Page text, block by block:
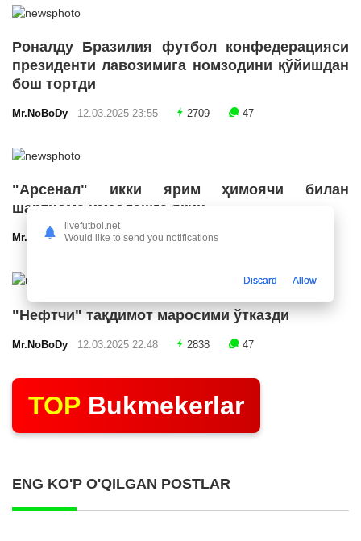
Роналду Бразилия футбол конфедерацияси
президенти лавозимига номзодини қўйишдан
бош тортди
Mr.NoBoDy 12.03.2025 23:55 2709 47
"Арсенал" икки ярим ҳимоячи билан
шартнома имзолашга яқин
Mr.NoBoDy12.03.2025 23:24 2583
"Нефтчи" тақдимот маросими ўтказди
Mr.NoBoDy 12.03.2025 22:48 2838 47
TOP Bukmekerlar
ENG KO'P O'QILGAN POSTLAR
livefutbol.net
Would like to send you notifications
Discard Allow